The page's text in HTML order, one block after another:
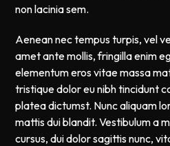
non lacinia sem.
Aenean nec tempus turpis, vel
amet ante mollis, fringilla enim
elementum eros vitae massa
tristique dolor eu nibh tincidunt
platea dictumst. Nunc aliquam
mattis dui blandit. Vestibulum a
cursus, dui dolor sagittis nunc,